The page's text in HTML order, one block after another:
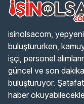
isinolsacom,
buluştururken,
işçi, personel
güncel ve son
buluşturuyor.
haber